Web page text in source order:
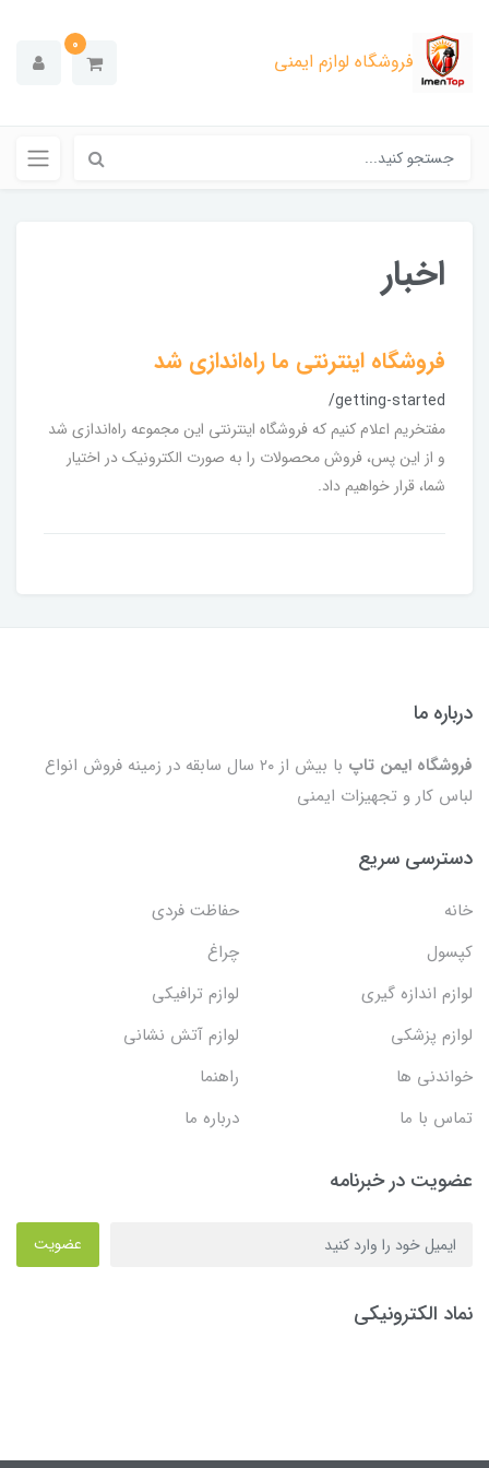
فروشگاه لوازم ایمنی
0
اخبار
فروشگاه اینترنتی ما راه‌اندازی شد
/getting-started
مفتخریم اعلام کنیم که فروشگاه اینترنتی این مجموعه راه‌اندازی شد
و از این پس، فروش محصولات را به صورت الکترونیک در اختیار
شما، قرار خواهیم داد.
درباره ما
فروشگاه ایمن تاپ
با بیش از ۲۰ سال سابقه در زمینه فروش انواع
لباس کار و تجهیزات ایمنی
دسترسی سریع
خانه
حفاظت فردی
کپسول
چراغ
لوازم اندازه گیری
لوازم ترافیکی
لوازم پزشکی
لوازم آتش نشانی
خواندنی ها
راهنما
تماس با ما
درباره ما
عضویت در خبرنامه
عضویت
نماد الکترونیکی